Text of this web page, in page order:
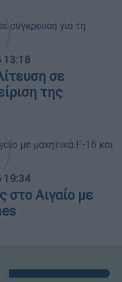
13:18
σε
της
19:34
στο Αιγαίο με